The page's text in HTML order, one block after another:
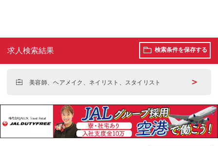
求人検索結果 検索条件を保存する
美容師、ヘアメイク、ネイリスト、スタイリスト ＞